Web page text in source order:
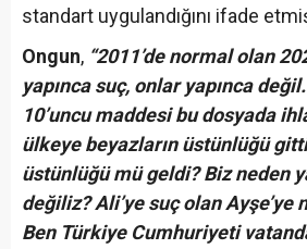
standart uygulandığını ifade
Ongun, “2011’de normal olan
yapınca suç, onlar yapınca
10’uncu maddesi bu dosyada
ülkeye beyazların üstünlüğü gitti
üstünlüğü mü geldi? Biz neden
değiliz? Ali’ye suç olan Ayşe’ye
Ben Türkiye Cumhuriyeti